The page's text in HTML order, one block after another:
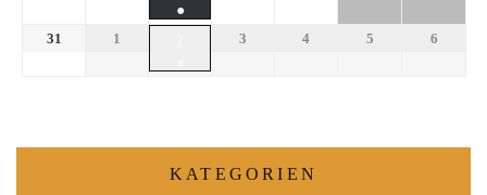
●
31 1 3 4 5 6
KATEGORIEN